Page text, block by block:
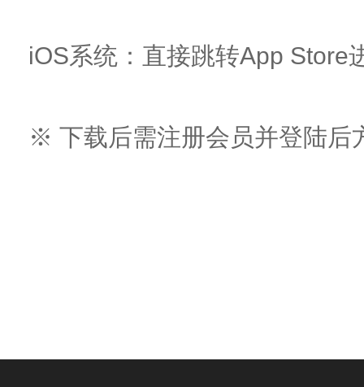
iOS系统：直接跳转App Store
※ 下载后需注册会员并登陆后